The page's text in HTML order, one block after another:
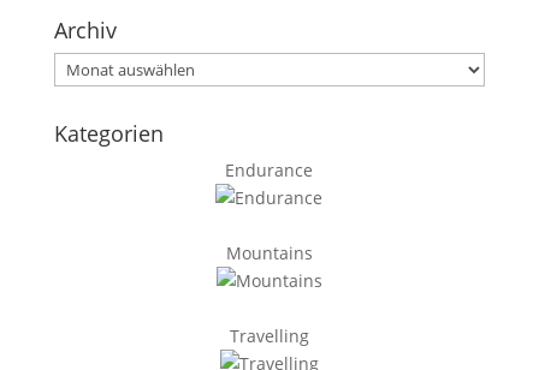
Archiv
Archiv
Kategorien
Endurance
Mountains
Travelling